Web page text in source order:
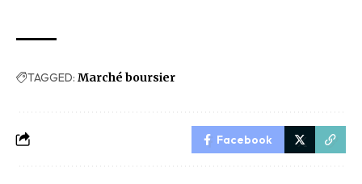
TAGGED: Marché boursier
Facebook